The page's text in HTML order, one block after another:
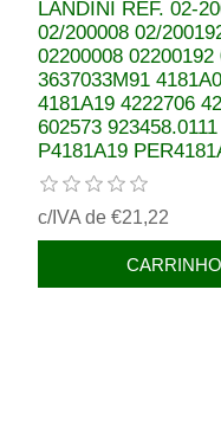
LANDINI REF. 02-
02/200008 02/
02200008
3637033M91
4181A19 4222706
602573
P4181A19
c/IVA de €21,22